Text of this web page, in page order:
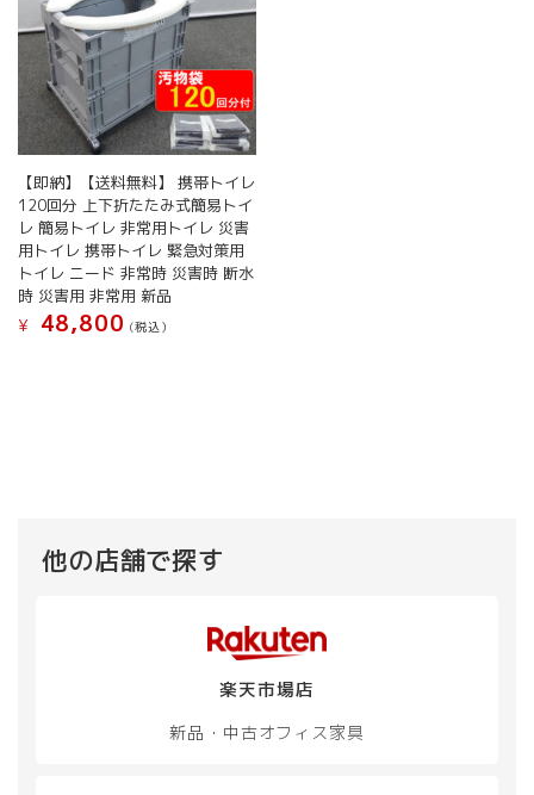
【即納】【送料無料】 携帯トイレ
120回分 上下折たたみ式簡易トイ
レ 簡易トイレ 非常用トイレ 災害
用トイレ 携帯トイレ 緊急対策用
トイレ ニード 非常時 災害時 断水
時 災害用 非常用 新品
¥
48,800 (税込）
他の店舗で探す
楽天市場店
新品・中古オフィス家具